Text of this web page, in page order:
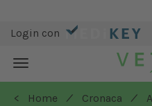
Login con
Toggle
navigation
< Home
/ Cronaca /